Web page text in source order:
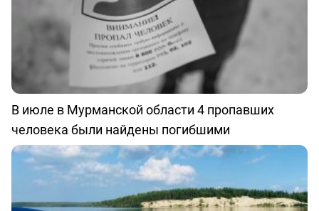
В июле в Мурманской области 4 пропавших
человека были найдены погибшими